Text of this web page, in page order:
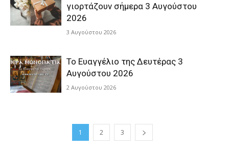
γιορτάζουν σήμερα 3 Αυγούστου
2026
3 Αυγούστου 2026
Το Ευαγγέλιο της Δευτέρας 3
Αυγούστου 2026
2 Αυγούστου 2026
1 2 3